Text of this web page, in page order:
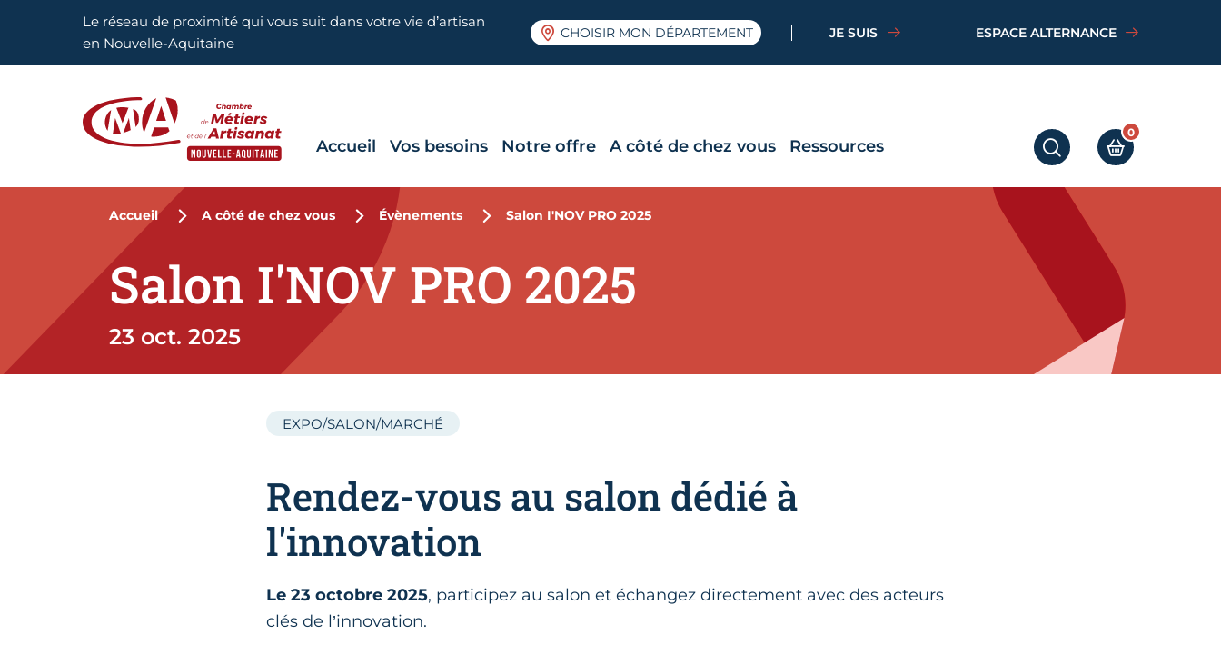
Aller en haut de pageLe réseau de proximité qui vous suit dans votre vie d’artisan
en Nouvelle-Aquitaine
CHOISIR MON DÉPARTEMENT JE SUIS ESPACE ALTERNANCE
RECHERCHERMON PANIER
0
Accueil Vos besoins Notre offre A côté de chez vous Ressources
Accueil A côté de chez vous Évènements Salon I'NOV PRO 2025
Salon I'NOV PRO 2025
23 oct. 2025
EXPO/SALON/MARCHÉ
Rendez-vous au salon dédié à
l'innovation
Le 23 octobre 2025, participez au salon et échangez directement avec des acteurs
clés de l’innovation.